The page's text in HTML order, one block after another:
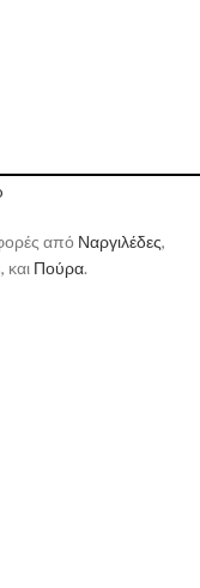
από Ναργιλέδες,
, και Πούρα.